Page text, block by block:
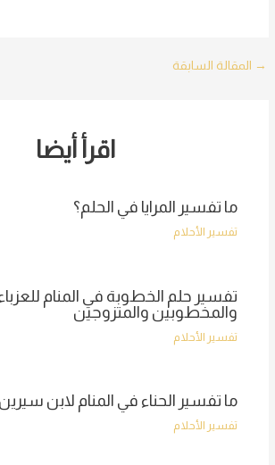
Post
→ المقالة السابقة
اقرأ أيضا
ما تفسير المرايا في الحلم؟
تفسير الأحلام
تفسير حلم الخطوبة في المنام
والمخطوبين والمتزوجين
تفسير الأحلام
ما تفسير الحناء في المنام لابن
تفسير الأحلام